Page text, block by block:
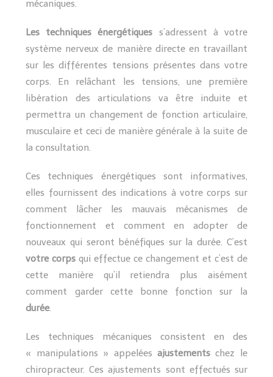
mécaniques.
Les techniques énergétiques s’adressent à votre
système nerveux de manière directe en travaillant
sur les différentes tensions présentes dans votre
corps. En relâchant les tensions, une première
libération des articulations va être induite et
permettra un changement de fonction articulaire,
musculaire et ceci de manière générale à la suite de
la consultation.
Ces techniques énergétiques sont informatives,
elles fournissent des indications à votre corps sur
comment lâcher les mauvais mécanismes de
fonctionnement et comment en adopter de
nouveaux qui seront bénéfiques sur la durée. C’est
votre corps qui effectue ce changement et c’est de
cette manière qu’il retiendra plus aisément
comment garder cette bonne fonction sur la
durée.
Les techniques mécaniques consistent en des
« manipulations » appelées ajustementschez le
chiropracteur. Ces ajustements sont effectués sur